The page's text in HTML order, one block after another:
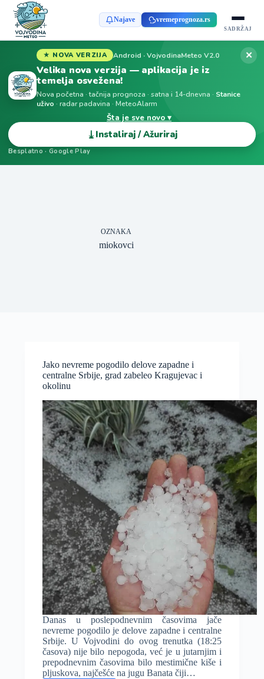
Najave vremeprognoza.rs
SADRŽAJ
★ NOVA VERZIJA Android · VojvodinaMeteo V2.0
Velika nova verzija — aplikacija je iz
temelja osvežena!
Nova početna · tačnija prognoza · satna i 14-dnevna · Stanice
uživo · radar padavina · MeteoAlarm
Šta je sve novo ▾
⤓ Instaliraj / Ažuriraj
Besplatno · Google Play
✕
OZNAKA
miokovci
Jako nevreme pogodilo delove zapadne i
centralne Srbije, grad zabeleo Kragujevac i
okolinu
Danas u poslepodnevnim časovima jače
nevreme pogodilo je delove zapadne i centralne
Srbije. U Vojvodini do ovog trenutka (18:25
časova) nije bilo nepogoda, već je u jutarnjim i
prepodnevnim časovima bilo mestimične kiše i
pljuskova, najčešće na jugu Banata čiji…